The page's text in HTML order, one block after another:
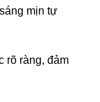
mịn tự
rõ ràng, đảm